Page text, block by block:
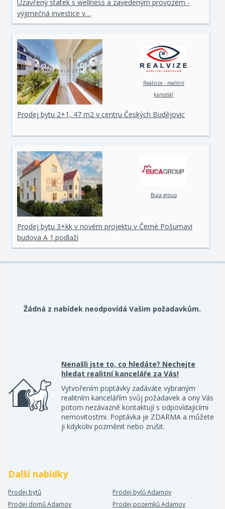
Uzavřený statek s wellness a zavedeným provozem -
výjimečná investice v…
Realvize - realitní
kancelář
Prodej bytu 2+1, 47 m2 v centru Českých Budějovic
Buca group
Prodej bytu 3+kk v novém projektu v Černé Pošumaví
budova A 1.podlaží
Žádná z nabídek neodpovídá Vašim požadavkům.
Nenašli jste to, co hledáte? Nechejte
hledat realitní kanceláře za Vás!
Vytvořením poptávky zadáváte vybraným
realitním kancelářím svůj požadavek a ony Vás
potom nezávazně kontaktují s odpovídajícími
nemovitostmi. Poptávka je ZDARMA a můžete
ji kdykoliv pozměnit nebo zrušit.
Další nabídky
Prodej bytů
Prodej bytů Adamov
Prodej domů Adamov
Prodej pozemků Adamov